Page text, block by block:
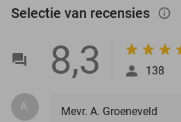
Selectie van recensies info_outlined
8,3 138
A.
Mevr. A. Groeneveld